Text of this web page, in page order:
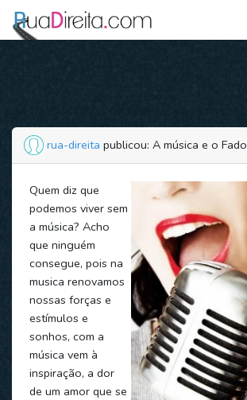
rua-direita publicou: A música e o Fado
Quem diz que
podemos viver sem
a música? Acho
que ninguém
consegue, pois na
musica renovamos
nossas forças e
estímulos e
sonhos, com a
música vem à
inspiração, a dor
de um amor que se